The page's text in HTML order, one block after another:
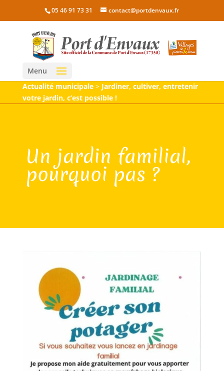
05 46 91 73 31 contact@portdenvaux.fr
Menu
Actualité municipale> Jardiner, cultiver, entretenir
votre jardin, c’est possible !
Un jardin familial,
pourquoi pas ?